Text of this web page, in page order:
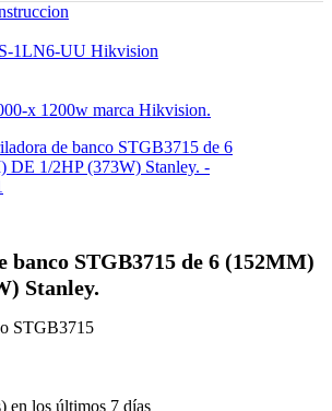
1LN6-UU Hikvision
x 1200w marca Hikvision.
banco STGB3715 de 6 (152MM)
Stanley.
STGB3715
en los últimos 7 días